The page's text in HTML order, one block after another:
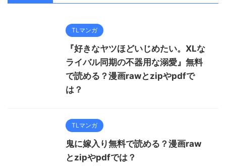
TLマンガ
『好きなヤツほどいじめたい。XLな
ライバル同期の不器用な溺愛』無料
で読める？漫画rawとzipやpdfで
は？
TLマンガ
鬼に嫁入り無料で読める？漫画raw
とzipやpdfでは？